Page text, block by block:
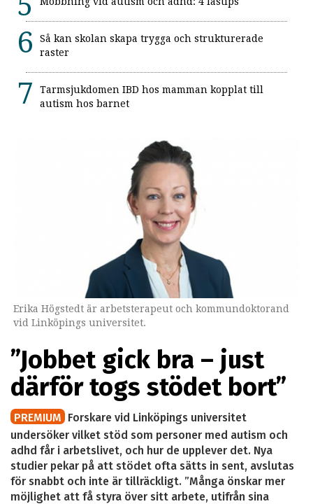
Så kan skolan skapa trygga och strukturerade
raster
Tarmsjukdomen IBD hos mamman kopplat till
autism hos barnet
Erika Högstedt är arbetsterapeut och kommundoktorand
vid Linköpings universitet.
”Jobbet gick bra – just
därför togs stödet bort”
PREMIUM Forskare vid Linköpings universitet
undersöker vilket stöd som personer med autism och
adhd får i arbetslivet, och hur de upplever det. Nya
studier pekar på att stödet ofta sätts in sent, avslutas
för snabbt och inte är tillräckligt. ”Många önskar mer
möjlighet att få styra över sitt arbete, utifrån sina